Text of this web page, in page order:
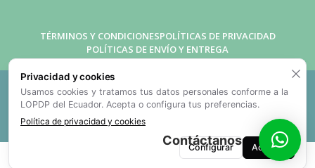
TÉRMINOS Y CONDICIONESPOLÍTICAS DE PRIVACIDAD
POLÍTICAS DE ENVÍO Y ENTREGA
Doeco Empaques Ecológicos © 2026. Todos los derechos
reservados
Desarrollado por Creative Web
Contáctanos
Privacidad y cookies
Usamos cookies y tratamos tus datos personales conforme a la
LOPDP del Ecuador. Acepta o configura tus preferencias.
Política de privacidad y cookies
Configurar Aceptar
Aviso de Tratamiento·Ejercer mis derechos